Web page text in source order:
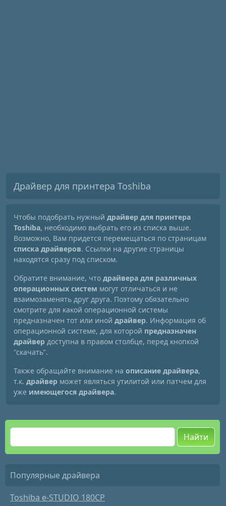
Драйвер для принтера Toshiba
Чтобы подобрать нужный драйвер для принтера
Toshiba, необходимо выбрать его из списка выше.
Возможно, Вам придется перемещаться по страницам
списка драйверов. Ссылки на другие страницы
находятся сразу под списком.
Обратите внимание, что драйвера для различных
операционных систем могут отличаться и не
взаимозаменять друг друга. Поэтому обязательно
смотрите для какой операционной системы
предназначен тот или иной драйвер. Информация об
операционной системе, для которой предназначен
драйвер доступна в правом столбце, перед кнопкой
"скачать".
Также обращайте внимание на описание драйвера,
т.к. драйвер может являться утилитой или патчем для
уже имеющегося драйвера.
Найти
Популярные драйвера
Toshiba e-STUDIO 180CP